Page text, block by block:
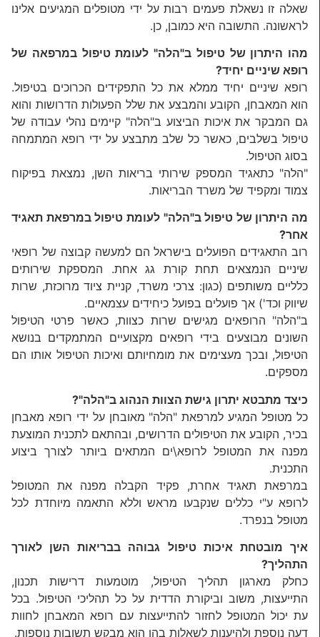
שאלה זו נשאלת פעמים רבות על ידי מטופלים המגיעים אלינו
לראשונה. התשובה היא כמובן, כן.
מהו היתרון של טיפול ב"הלה" לעומת טיפול במרפאה של
רופא שיניים יחיד?
רופא שיניים יחיד ממלא את כל התפקידים הכרוכים בטיפול.
הוא המאבחן, הקובע והמבצע את שלל הפעולות הדרושות והוא
גם המבקר את איכות הביצוע ב"הלה" קיימים נהלי עבודה של
טיפול בשלבים, כאשר כל שלב מתבצע על ידי רופא המתמחה
בסוג הטיפול.
"הלה" כתאגיד המספק שירותי בריאות השן, נמצאת בפיקוח
צמוד ומקפיד של משרד הבריאות.
מה היתרון של טיפול ב"הלה" לעומת טיפול במרפאת תאגיד
אחר?
רוב התאגידים הפועלים בישראל הם למעשה קבוצה של רופאי
שיניים הנמצאים תחת קורת גג אחת. המספקת שירותים
כלליים משותפים (כגון: צרכי משרד, קניית ציוד מרוכזת, שרות
שיווק וכד') אך פועלים בפועל כיחידים עצמאיים.
ב"הלה" הרופאים מגישים שרות כצוות, כאשר פרטי הטיפול
השונים מבוצעים בידי רופאים מקצועיים המתמקדים בנושא
הטיפול, ובכך מעצימים את מומחיותם ואיכות הטיפול אותו הם
מספקים.
כיצד מתבטא יתרון גישת הצוות הנהוג ב"הלה"?
כל מטופל המגיע למרפאת "הלה" מאובחן על ידי רופא מאבחן
בכיר, הקובע את הטיפולים הדרושים, ובהתאם לתכנית המוצעת
מפנה את המטופל לרופא\ים המתאים ביותר לצורך ביצוע
התכנית.
במרפאת תאגיד אחרת, פקיד הקבלה מפנה את המטופל
לרופא ע"י כללים שנקבעו מראש וללא התאמה מיוחדת לכל
מטופל בנפרד.
איך מובטחת איכות טיפול גבוהה בבריאות השן לאורך
התהליך?
כחלק מארגון תהליך הטיפול, מוטמעות דרישות תכנון,
התייעצות, משוב וביקורת הדדית על כל תהליכי הטיפול. בכל
עת יכול המטופל לחזור להתייעצות עם רופא המאבחן לחוות
דעה נוספת ולהיענות לשאלות בהן הוא מבקש תשובות נוספות.